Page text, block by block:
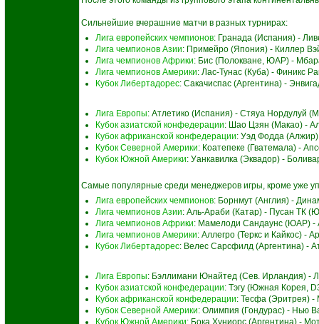
Сильнейшие вчерашние матчи в разных турнирах:
Лига европейских чемпионов: Гранада (Испания) -
Лига чемпионов Азии: Примейро (Япония) - Киллер
Лига чемпионов Африки: Бис (Полокване, ЮАР) -
Лига чемпионов Америки: Лас-Тунас (Куба) - Финикс
Кубок Либертадорес: Сакачиспас (Аргентина) -
Лига Европы: Атлетико (Испания) - Стяуа Нордулуй
Кубок азиатской конфедерации: Шао Цзян (Макао) -
Кубок африканской конфедерации: Уэд Фодда
Кубок Северной Америки: Коатепеке (Гватемала) -
Кубок Южной Америки: Уанкавилка (Эквадор) -
Самые популярные среди менеджеров игры, кроме уже
Лига европейских чемпионов: Борнмут (Англия) -
Лига чемпионов Азии: Аль-Араби (Катар) - Пусан ТК
Лига чемпионов Африки: Мамелоди Сандаунс (ЮАР) -
Лига чемпионов Америки: Аллегро (Теркс и Кайкос) -
Кубок Либертадорес: Велес Сарсфилд (Аргентина) -
Лига Европы: Бэллимани Юнайтед (Сев. Ирландия) -
Кубок азиатской конфедерации: Тэгу (Южная Корея,
Кубок африканской конфедерации: Тесфа (Эритрея) -
Кубок Северной Америки: Олимпия (Гондурас) - Нью
Кубок Южной Америки: Бока Хуниорс (Аргентина) -